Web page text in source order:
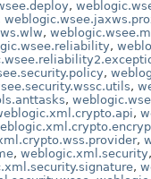
,
,
,
,
,
,
,
,
, weblogic.xml.security
,